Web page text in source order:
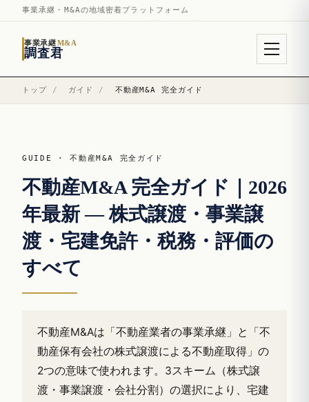
事業承継・M&Aの地域密着プラットフォーム
事業承継M&A
調査君
トップ / ガイド / 不動産M&A 完全ガイド
GUIDE · 不動産M&A 完全ガイド
不動産M&A 完全ガイド｜2026
年最新 — 株式譲渡・事業譲
渡・宅建免許・税務・評価の
すべて
不動産M&Aは「不動産業者の事業承継」と「不
動産保有会社の株式譲渡による不動産取得」の
2つの意味で使われます。3スキーム（株式譲
渡・事業譲渡・会社分割）の選択により、宅建